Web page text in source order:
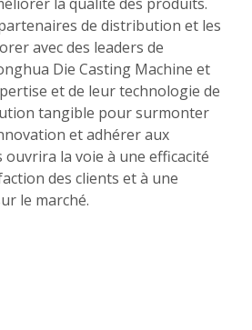
de distribution et les
avec des leaders de
Die Casting Machine et
et de leur technologie de
tangible pour surmonter
et adhérer aux
la voie à une efficacité
des clients et à une
le marché.